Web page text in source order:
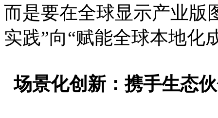
而是要在全球显示产业版
实践”向“赋能全球本地化
场景化创新：携手生态